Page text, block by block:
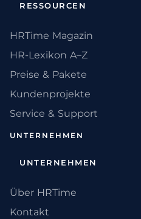
RESSOURCEN
HRTime Magazin
HR-Lexikon A–Z
Preise & Pakete
Kundenprojekte
Service & Support
UNTERNEHMEN
UNTERNEHMEN
Über HRTime
Kontakt